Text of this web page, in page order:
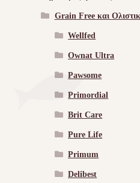
Grain Free και
Wellfed
Ownat Ultra
Pawsome
Primordial
Brit Care
Pure Life
Primum
Delibest